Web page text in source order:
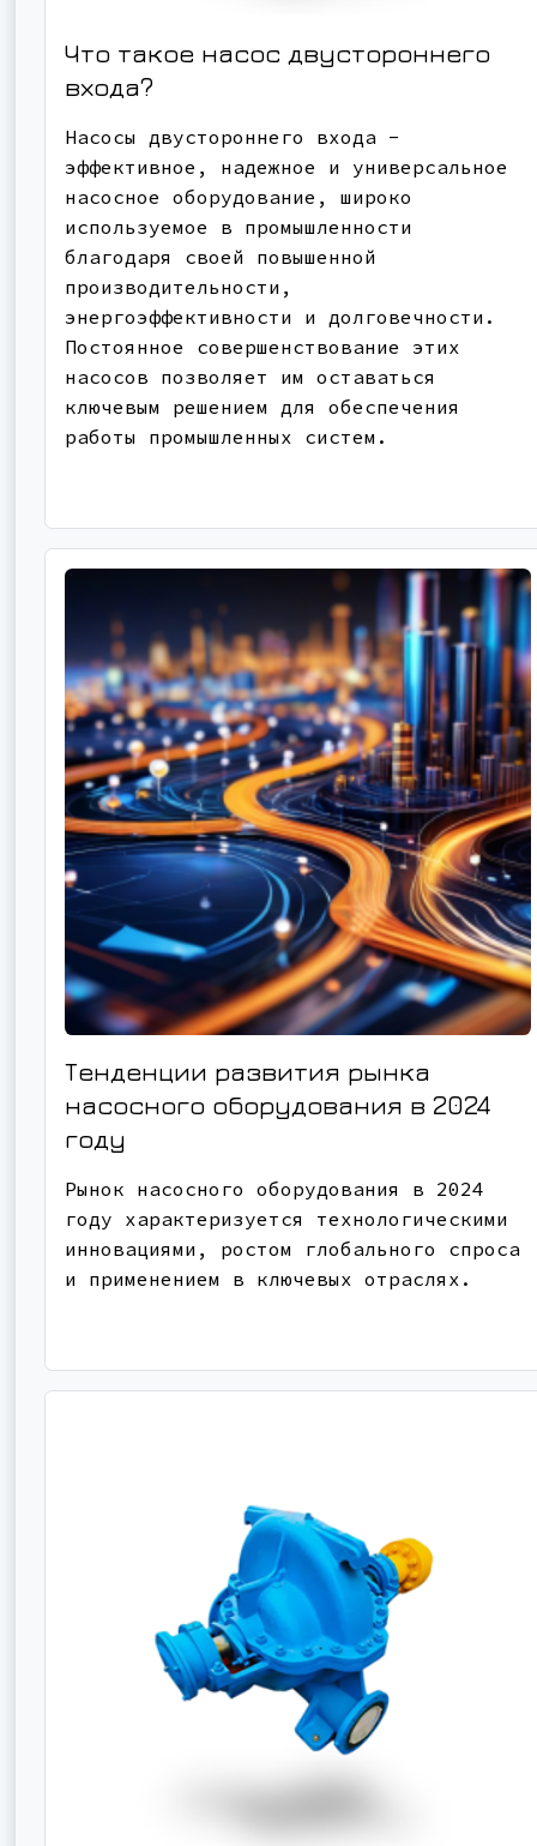
Что такое насос двустороннего
входа?
Насосы двустороннего входа -
эффективное, надежное и универсальное
насосное оборудование, широко
используемое в промышленности
благодаря своей повышенной
производительности,
энергоэффективности и долговечности.
Постоянное совершенствование этих
насосов позволяет им оставаться
ключевым решением для обеспечения
работы промышленных систем.
Тенденции развития рынка
насосного оборудования в 2024
году
Рынок насосного оборудования в 2024
году характеризуется технологическими
инновациями, ростом глобального спроса
и применением в ключевых отраслях.